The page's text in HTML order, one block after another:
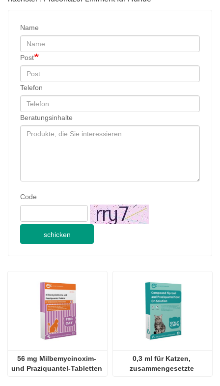
Name
Post
Telefon
Beratungsinhalte
Code
schicken
56 mg Milbemycinoxim-
und Praziquantel-Tabletten
0,3 ml für Katzen,
zusammengesetzte